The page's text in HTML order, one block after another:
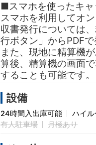
■スマホを使ったキ
スマホを利用してオ
収書発行については
行ボタン」からPDF
また、現地に精算機
算後、精算機の画面
することも可能です。
設備
24時間入出庫可能
ハイ
有人駐車場
月極あり